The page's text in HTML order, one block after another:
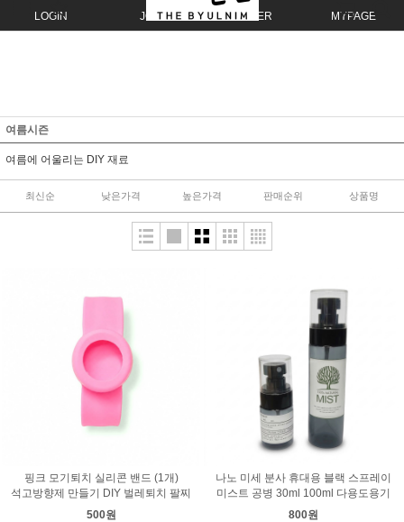
LOGIN JOIN ORDER MYPAGE
여름시즌
여름에 어울리는 DIY 재료
최신순 낮은가격 높은가격 판매순위 상품명
핑크 모기퇴치 실리콘 밴드 (1개)
석고방향제 만들기 DIY 벌레퇴치 팔찌
500원
나노 미세 분사 휴대용 블랙 스프레이
미스트 공병 30ml 100ml 다용도용기
800원